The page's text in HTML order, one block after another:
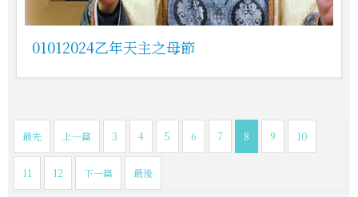
01012024乙年天主之母節
最先 上一篇 3 4 5 6 7 8 9 10
11 12 下一篇 最後